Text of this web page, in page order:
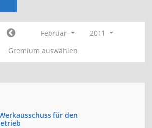
Februar
2011
Gremium auswählen
für den